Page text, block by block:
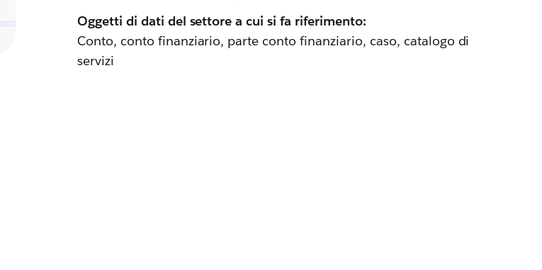
Oggetti di dati del settore a cui si fa riferimento:
Conto, conto finanziario, parte conto finanziario, caso, catalogo di
servizi